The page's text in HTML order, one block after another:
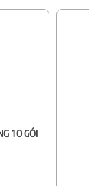
10 GÓI